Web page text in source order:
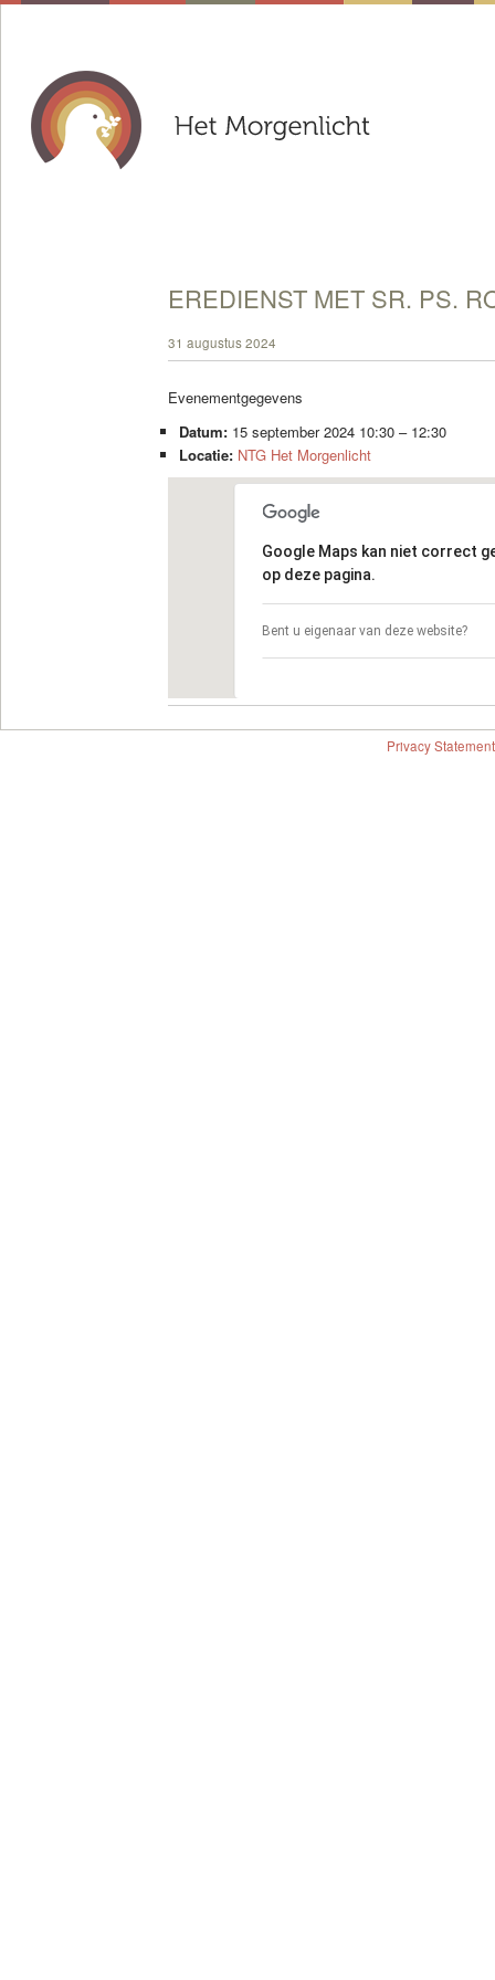
EREDIENST MET SR. PS.
31 augustus 2024
Evenementgegevens
Datum: 15 september 2024 10:30– 12:30
Locatie: NTG Het Morgenlicht
Google Maps kan niet correct
op deze pagina.
Bent u eigenaar van deze website?
Privacy Statement